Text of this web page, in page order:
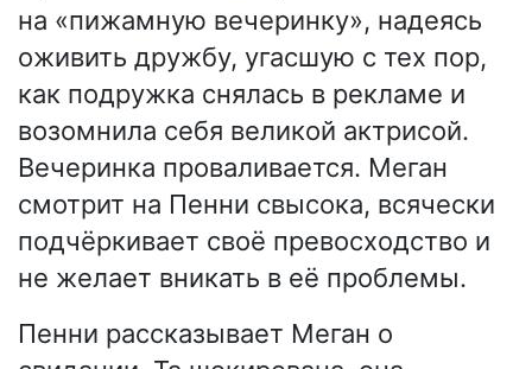
на «пижамную вечеринку», надеясь
оживить дружбу, угасшую с тех пор,
как подружка снялась в рекламе и
возомнила себя великой актрисой.
Вечеринка проваливается. Меган
смотрит на Пенни свысока, всячески
подчёркивает своё превосходство и
не желает вникать в её проблемы.
Пенни рассказывает Меган о